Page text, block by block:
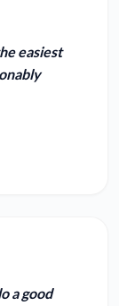
easiest
a good